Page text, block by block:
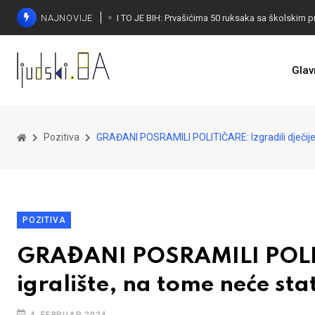
NAJNOVIJE
Pozitiva GRAĐANI POSRAMILI POLITIČARE: Izgradili
POZITIVA
GRAĐANI POSRAMILI
igralište, na tome neće